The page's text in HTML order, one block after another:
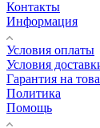
Контакты
Информация
Условия оплаты
Условия
Гарантия на
Политика
Помощь